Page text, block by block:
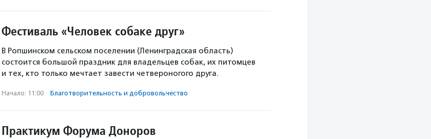
Фестиваль «Человек собаке друг»
В Ропшинском сельском поселении (Ленинградская область)
состоится большой праздник для владельцев собак, их питомцев
и тех, кто только мечтает завести четвероногого друга.
Начало: 11:00 · Благотвори­тель­ность и доброволь­чест­во
Практикум Форума Доноров